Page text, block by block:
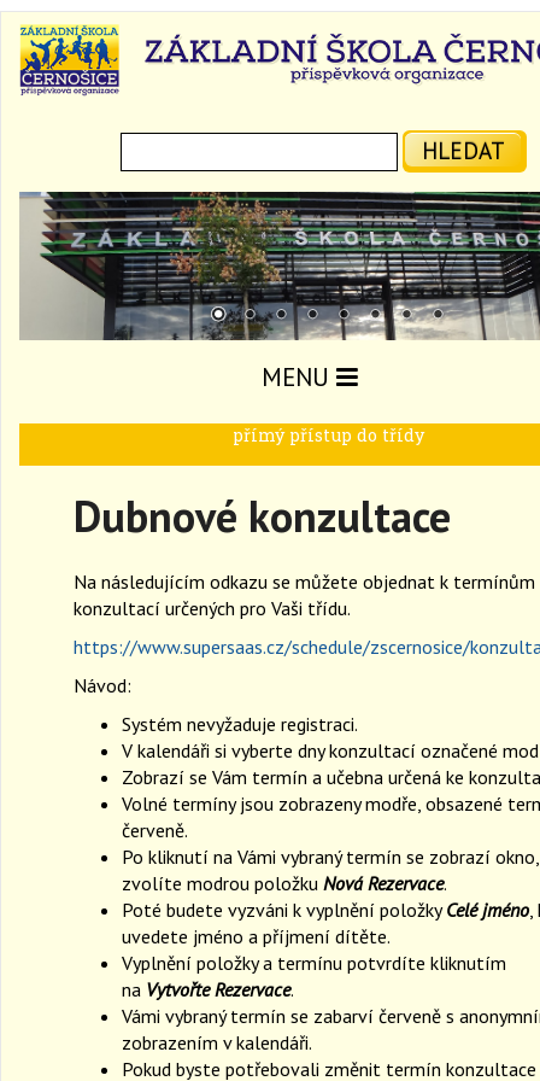
HLEDAT
MENU
přímý přístup do třídy
Dubnové konzultace
Na následujícím odkazu se můžete objednat k termínům
konzultací určených pro Vaši třídu.
https://www.supersaas.cz/schedule/zscernosice/
Návod:
Systém nevyžaduje registraci.
V kalendáři si vyberte dny konzultací označené
Zobrazí se Vám termín a učebna určená ke
Volné termíny jsou zobrazeny modře, obsazené
červeně.
Po kliknutí na Vámi vybraný termín se zobrazí
zvolíte modrou položku Nová Rezervace.
Poté budete vyzváni k vyplnění položkyCelé jméno,
uvedete jméno a příjmení dítěte.
Vyplnění položky a termínu potvrdíte kliknutím
na Vytvořte Rezervace.
Vámi vybraný termín se zabarví červeně s
zobrazením v kalendáři.
Pokud byste potřebovali změnit termín konzultace